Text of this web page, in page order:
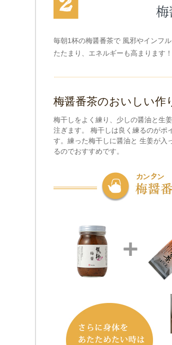
毎朝1杯の梅醤番茶で 風邪やインフ
たたまり、エネルギーも高まります！
梅醤番茶のおいしい作
梅干しをよく練り、少しの醤油と生
注ぎます。 梅干しは良く練るのがポ
す。練った梅干しに醤油と 生姜が入
るのでおすすめです。